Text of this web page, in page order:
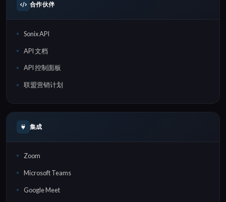
合作伙伴
Sonix API
API 文档
API 控制面板
联盟营销计划
集成
Zoom
Microsoft Teams
Google Meet